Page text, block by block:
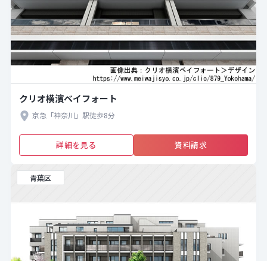
クリオ横濱ベイフォート
京急「神奈川」駅徒歩8分
詳細を見る 資料請求
青葉区